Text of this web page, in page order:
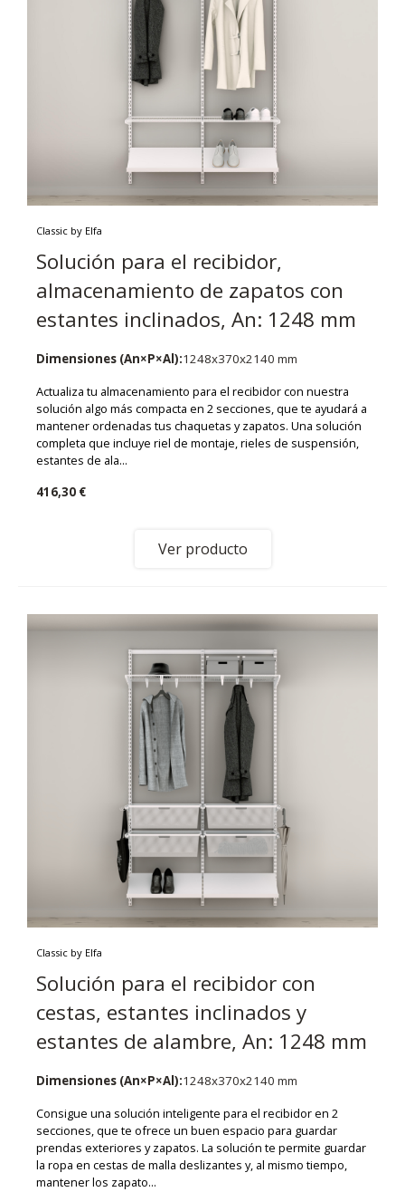
Classic by Elfa
Solución para el recibidor,
almacenamiento de zapatos con
estantes inclinados, An: 1248 mm
Dimensiones (An×P×Al):1248x370x2140 mm
Actualiza tu almacenamiento para el recibidor con nuestra
solución algo más compacta en 2 secciones, que te ayudará a
mantener ordenadas tus chaquetas y zapatos. Una solución
completa que incluye riel de montaje, rieles de suspensión,
estantes de ala...
416,30 €
Ver producto
Classic by Elfa
Solución para el recibidor con
cestas, estantes inclinados y
estantes de alambre, An: 1248 mm
Dimensiones (An×P×Al):1248x370x2140 mm
Consigue una solución inteligente para el recibidor en 2
secciones, que te ofrece un buen espacio para guardar
prendas exteriores y zapatos. La solución te permite guardar
la ropa en cestas de malla deslizantes y, al mismo tiempo,
mantener los zapato...